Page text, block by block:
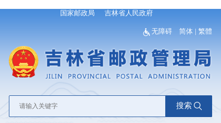
国家邮政局 吉林省人民政府
无障碍 简体 |繁體
搜索